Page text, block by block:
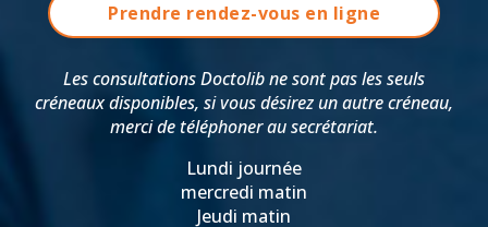
Prendre rendez-vous en ligne
Les consultations Doctolib ne sont pas les seuls
créneaux disponibles, si vous désirez un autre créneau,
merci de téléphoner au secrétariat.
Lundi journée
mercredi matin
Jeudi matin